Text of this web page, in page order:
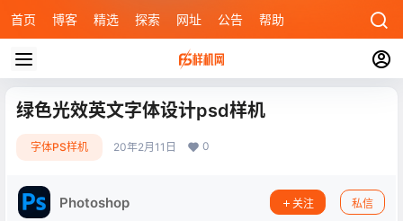
首页 博客 精选 探索 网址 公告 帮助
绿色光效英文字体设计psd样机
字体PS样机 20年2月11日 0
Photoshop 关注 私信